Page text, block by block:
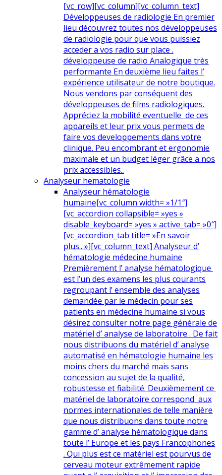
[vc_row][vc_column][vc_column_text]
Développeuses de radiologie En premier
lieu découvrez toutes nos développeuses
de radiologie pour que vous puissiez
acceder a vos radio sur place .
développeuse de radio Analogique très
performante En deuxième lieu faites l’
expérience utilisateur de notre boutique.
Nous vendons par conséquent des
développeuses de films radiologiques.
Appréciez la mobilité eventuelle de ces
appareils et leur prix vous permets de
faire vos developpements dans votre
clinique. Peu encombrant et ergonomie
maximale et un budget léger grâce a nos
prix accessibles..
Analyseur hematologie
Analyseur hématologie
humaine[vc_column width= »1/1″]
[vc_accordion collapsible= »yes »
disable_keyboard= »yes » active_tab= »0″]
[vc_accordion_tab title= »En savoir
plus.. »][vc_column_text] Analyseur d’
hématologie médecine humaine
Premièrement l’ analyse hématologique
est l’un des examens les plus courants
regroupant l’ ensemble des analyses
demandée par le médecin pour ses
patients en médecine humaine si vous
désirez consulter notre page générale de
matériel d’ analyse de laboratoire . De fait
nous distribuons du matériel d’ analyse
automatisé en hématologie humaine les
moins chers du marché mais sans
concession au sujet de la qualité,
robustesse et fiabilité. Deuxièmement ce
matériel de laboratoire correspond aux
normes internationales de telle manière
que nous distribuons dans toute notre
gamme d’ analyse hématologique dans
toute l’ Europe et les pays Francophones
. Qui plus est ce matériel est pourvus de
cerveau moteur extrêmement rapide